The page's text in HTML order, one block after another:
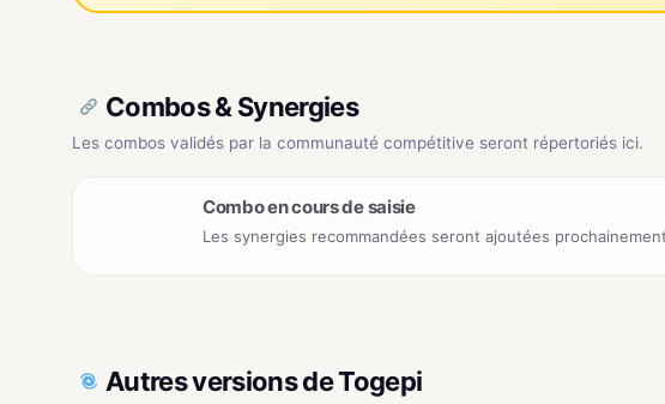
Combos & Synergies
Les combos validés par la communauté compétitive seront répertoriés ici.
Combo en cours de saisie
Les synergies recommandées seront ajoutées
Autres versions de Togepi